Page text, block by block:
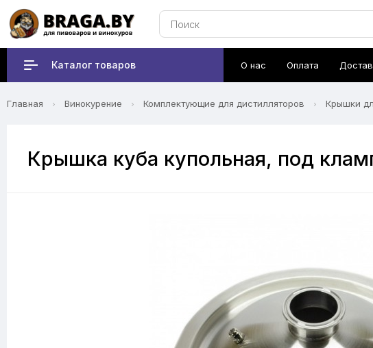
Каталог товаров О нас Оплата
Главная Винокурение Комплектующие для дистилляторов Крышки
Крышка куба купольная, под